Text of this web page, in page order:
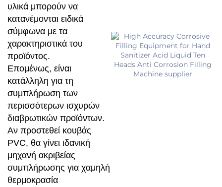
υλικά μπορούν να
κατανέμονται ειδικά
σύμφωνα με τα
χαρακτηριστικά του
προϊόντος.
Επομένως, είναι
κατάλληλη για τη
συμπλήρωση των
περισσότερων ισχυρών
διαβρωτικών προϊόντων.
Αν προστεθεί κουβάς
PVC, θα γίνει ιδανική
μηχανή ακριβείας
συμπλήρωσης για χαμηλή
θερμοκρασία